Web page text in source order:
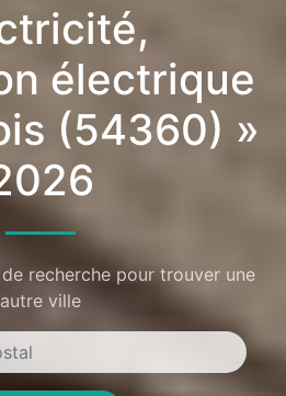
électrique
(54360) »
recherche pour trouver une
autre ville